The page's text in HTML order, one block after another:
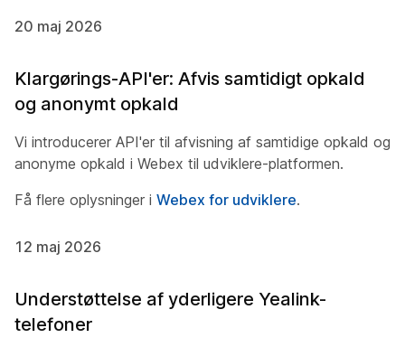
20 maj 2026
Klargørings-API'er: Afvis samtidigt opkald
og anonymt opkald
Vi introducerer API'er til afvisning af samtidige opkald og
anonyme opkald i Webex til udviklere-platformen.
Få flere oplysninger i Webex for udviklere.
12 maj 2026
Understøttelse af yderligere Yealink-
telefoner